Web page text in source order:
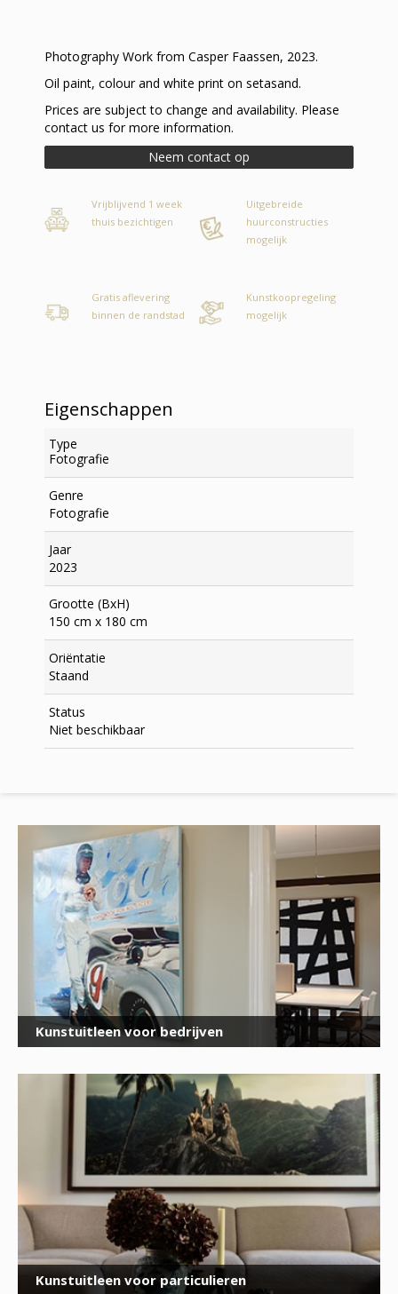
Photography Work from Casper Faassen, 2023.
Oil paint, colour and white print on setasand.
Prices are subject to change and availability. Please
contact us for more information.
Neem contact op
Vrijblijvend 1 week
thuis bezichtigen
Uitgebreide
huurconstructies
mogelijk
Gratis aflevering
binnen de randstad
Kunstkoopregeling
mogelijk
Eigenschappen
Type
Fotografie
Genre
Fotografie
Jaar
2023
Grootte (BxH)
150 cm x 180 cm
Oriëntatie
Staand
Status
Niet beschikbaar
Kunstuitleen voor bedrijven
Kunstuitleen voor particulieren